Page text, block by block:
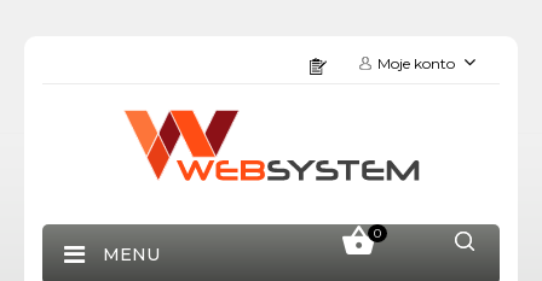
Moje konto
0
MENU